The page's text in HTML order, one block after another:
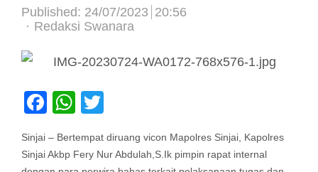
Published: 24/07/2023 20:56
Author
Redaksi Swanara
Facebook
WhatsApp
Sinjai – Bertempat diruang vicon Mapolres Sinjai, Kapolres
Sinjai Akbp Fery Nur Abdulah,S.Ik pimpin rapat internal